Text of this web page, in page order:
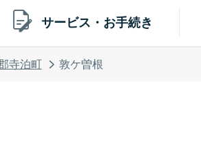
サービス・お手続き
寺泊町 敦ケ曽根